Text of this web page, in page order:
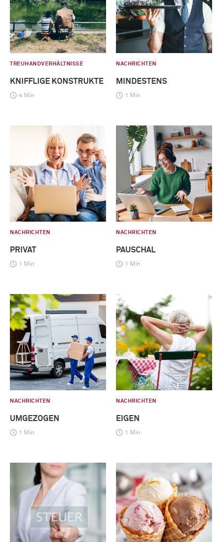
TREUHANDVERHÄLTNISSE
KNIFFLIGE KONSTRUKTE
4 Min
NACHRICHTEN
MINDESTENS
1 Min
NACHRICHTEN
PRIVAT
1 Min
NACHRICHTEN
PAUSCHAL
1 Min
NACHRICHTEN
UMGEZOGEN
1 Min
NACHRICHTEN
EIGEN
1 Min